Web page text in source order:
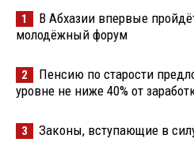
1
В Абхазии впервые
молодёжный форум
2
Пенсию по старости
уровне не ниже 40% от
3 Законы, вступающие в